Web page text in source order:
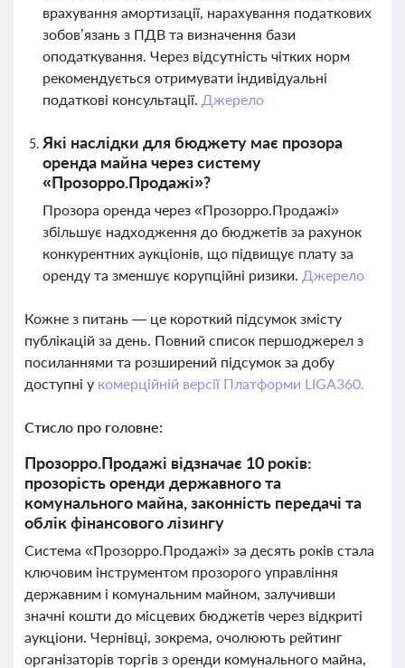
врахування амортизації, нарахування податкових
зобов’язань з ПДВ та визначення бази
оподаткування. Через відсутність чітких норм
рекомендується отримувати індивідуальні
податкові консультації. Джерело
Які наслідки для бюджету має прозора
оренда майна через систему
«Прозорро.Продажі»?
Прозора оренда через «Прозорро.Продажі»
збільшує надходження до бюджетів за рахунок
конкурентних аукціонів, що підвищує плату за
оренду та зменшує корупційні ризики. Джерело
Кожне з питань — це короткий підсумок змісту
публікацій за день. Повний список першоджерел з
посиланнями та розширений підсумок за добу
доступні у комерційній версії Платформи LIGA360.
Стисло про головне:
Прозорро.Продажі відзначає 10 років:
прозорість оренди державного та
комунального майна, законність передачі та
облік фінансового лізингу
Система «Прозорро.Продажі» за десять років стала
ключовим інструментом прозорого управління
державним і комунальним майном, залучивши
значні кошти до місцевих бюджетів через відкриті
аукціони. Чернівці, зокрема, очолюють рейтинг
організаторів торгів з оренди комунального майна,